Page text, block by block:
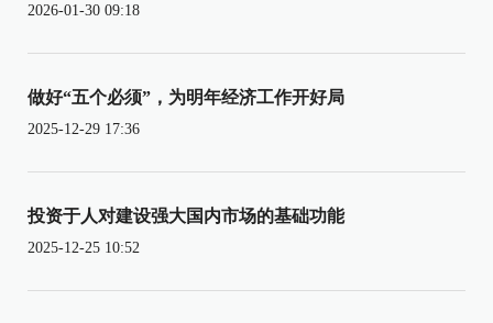
2026-01-30 09:18
做好“五个必须”，为明年经济工作开好局
2025-12-29 17:36
投资于人对建设强大国内市场的基础功能
2025-12-25 10:52